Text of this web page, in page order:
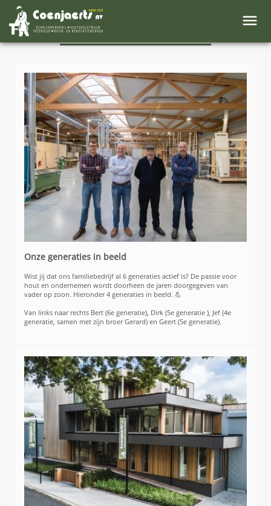
Onze generaties in beeld
Wist jij dat ons familiebedrijf al 6 generaties actief is? De passie voor
hout en ondernemen wordt doorheen de jaren doorgegeven van
vader op zoon. Hieronder 4 generaties in beeld. 💪
Van links naar rechts Bert (6e generatie), Dirk (5e generatie ), Jef (4e
generatie, samen met zijn broer Gerard) en Geert (5e generatie).